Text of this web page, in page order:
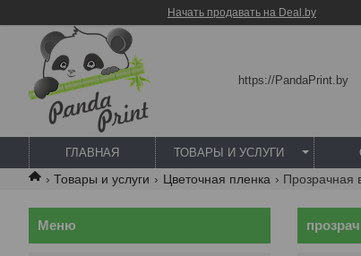
Начать продавать на Deal.by
https://PandaPrint.by
ГЛАВНАЯ ТОВАРЫ И УСЛУГИ
Товары и услуги Цветочная пленка Прозрачная